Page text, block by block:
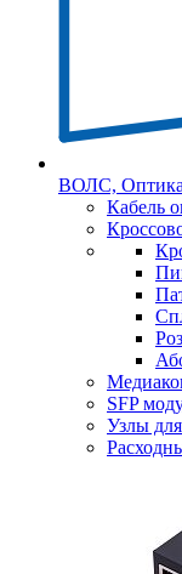
ВОЛС, Оптика
Кабель
SFP
Узлы